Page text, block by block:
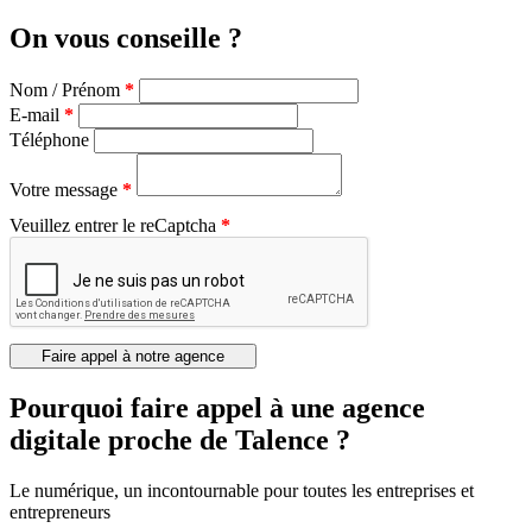
On vous conseille ?
Nom / Prénom
E-mail
Téléphone
Votre message
Veuillez entrer le reCaptcha
Faire appel à notre agence
Pourquoi faire appel à une agence
digitale proche de Talence ?
Le numérique, un incontournable pour toutes les entreprises et
entrepreneurs